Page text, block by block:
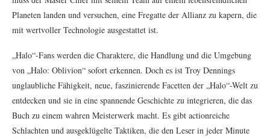
Planeten landen und versuchen, eine Fregatte der Allianz zu kapern, die
mit wertvoller Technologie ausgestattet ist.
„Halo“-Fans werden die Charaktere, die Handlung und die Umgebung
von „Halo: Oblivion“ sofort erkennen. Doch es ist Troy Dennings
unglaubliche Fähigkeit, neue, faszinierende Facetten der „Halo“-Welt zu
entdecken und sie in eine spannende Geschichte zu integrieren, die das
Buch zu einem wahren Meisterwerk macht. Es gibt actionreiche
Schlachten und ausgeklügelte Taktiken, die den Leser in jeder Minute